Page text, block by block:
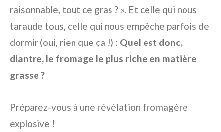
raisonnable, tout ce gras ? ». Et celle qui nous
taraude tous, celle qui nous empêche parfois de
dormir (oui, rien que ça !) : Quel est donc,
diantre, le fromage le plus riche en matière
grasse ?
Préparez-vous à une révélation fromagère
explosive !